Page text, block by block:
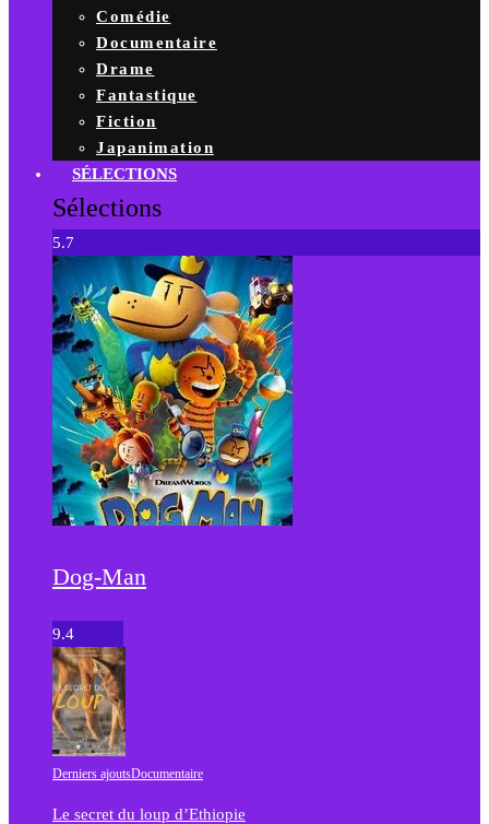
Comédie
Documentaire
Drame
Fantastique
Fiction
Japanimation
SÉLECTIONS
Sélections
5.7
Dog-Man
9.4
Derniers ajoutsDocumentaire
Le secret du loup d’Ethiopie